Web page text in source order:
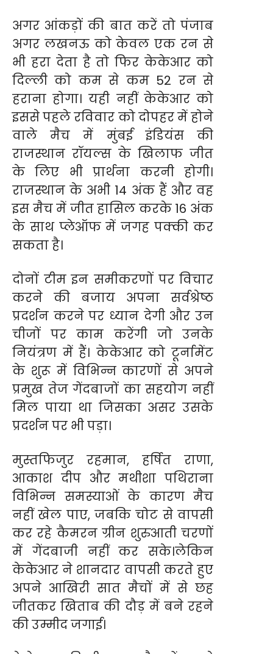
अगर आंकड़ों की बात करें तो पंजाब
अगर लखनऊ को केवल एक रन से
भी हरा देता है तो फिर केकेआर को
दिल्ली को कम से कम 52 रन से
हराना होगा। यही नहीं केकेआर को
इससे पहले रविवार को दोपहर में होने
वाले मैच में मुंबई इंडियंस की
राजस्थान रॉयल्स के खिलाफ जीत
के लिए भी प्रार्थना करनी होगी।
राजस्थान के अभी 14 अंक हैं और वह
इस मैच में जीत हासिल करके 16 अंक
के साथ प्लेऑफ में जगह पक्की कर
सकता है।
दोनों टीम इन समीकरणों पर विचार
करने की बजाय अपना सर्वश्रेष्ठ
प्रदर्शन करने पर ध्यान देगी और उन
चीजों पर काम करेंगी जो उनके
नियंत्रण में हैं। केकेआर को टूर्नामेंट
के शुरू में विभिन्न कारणों से अपने
प्रमुख तेज गेंदबाजों का सहयोग नहीं
मिल पाया था जिसका असर उसके
प्रदर्शन पर भी पड़ा।
मुस्तफिजुर रहमान, हर्षित राणा,
आकाश दीप और मथीशा पथिराना
विभिन्न समस्याओं के कारण मैच
नहीं खेल पाए, जबकि चोट से वापसी
कर रहे कैमरन ग्रीन शुरुआती चरणों
में गेंदबाजी नहीं कर सके।लेकिन
केकेआर ने शानदार वापसी करते हुए
अपने आखिरी सात मैचों में से छह
जीतकर खिताब की दौड़ में बने रहने
की उम्मीद जगाई।